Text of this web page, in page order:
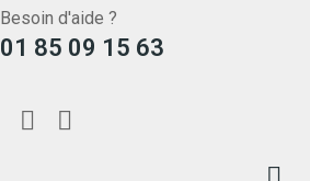
Besoin d'aide ?
01 85 09 15 63